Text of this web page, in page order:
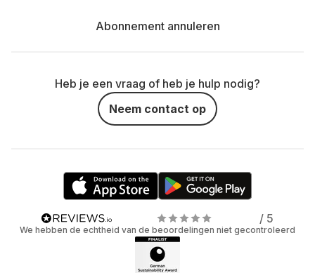
Abonnement annuleren
Heb je een vraag of heb je hulp nodig?
Neem contact op
/ 5
We hebben de echtheid van de beoordelingen niet gecontroleerd